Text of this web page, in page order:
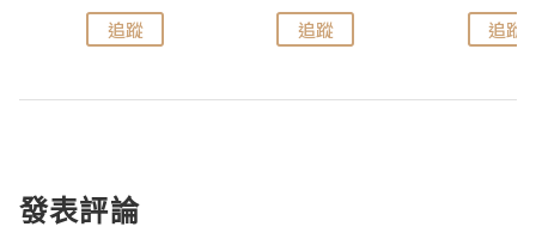
追蹤 追蹤 追蹤
發表評論